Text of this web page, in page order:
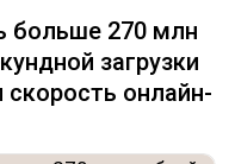
больше 270 млн
загрузки
онлайн-